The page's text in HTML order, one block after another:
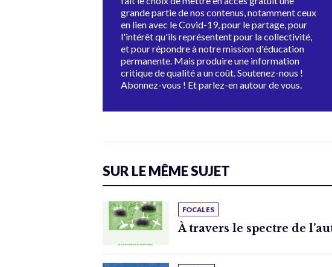
grande partie de nos contenus, notamment ceux
en lien avec le Covid-19, pour le partage, pour
l'intérêt qu'ils représentent pour la collectivité,
et pour répondre à notre mission d'éducation
permanente. Mais produire une information
critique de qualité a un coût. Soutenez-nous !
Abonnez-vous ! Et parlez-en autour de vous.
SUR LE MÊME SUJET
FOCALES
À travers le spectre de